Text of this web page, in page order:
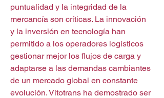
puntualidad y la integridad de la
mercancía son críticas. La innovación
y la inversión en tecnología han
permitido a los operadores logísticos
gestionar mejor los flujos de carga y
adaptarse a las demandas cambiantes
de un mercado global en constante
evolución. Vitotrans ha demostrado ser